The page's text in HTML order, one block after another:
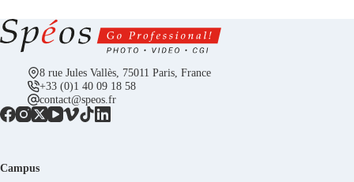
8 rue Jules Vallès, 75011 Paris, France
+33 (0)1 40 09 18 58
contact@speos.fr
Campus